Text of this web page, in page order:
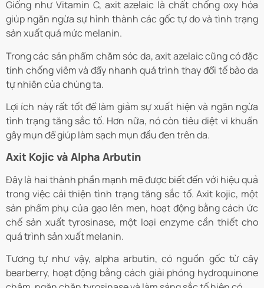
Giống như Vitamin C, axit azelaic là chất chống oxy hóa
giúp ngăn ngừa sự hình thành các gốc tự do và tình trạng
sản xuất quá mức melanin.
Trong các sản phẩm chăm sóc da, axit azelaic cũng có đặc
tính chống viêm và đẩy nhanh quá trình thay đổi tế bào da
tự nhiên của chúng ta.
Lợi ích này rất tốt để làm giảm sự xuất hiện và ngăn ngừa
tình trạng tăng sắc tố. Hơn nữa, nó còn tiêu diệt vi khuẩn
gây mụn để giúp làm sạch mụn đầu đen trên da.
Axit Kojic và Alpha Arbutin
Đây là hai thành phần mạnh mẽ được biết đến với hiệu quả
trong việc cải thiện tình trạng tăng sắc tố. Axit kojic, một
sản phẩm phụ của gạo lên men, hoạt động bằng cách ức
chế sản xuất tyrosinase, một loại enzyme cần thiết cho
quá trình sản xuất melanin.
Tương tự như vậy, alpha arbutin, có nguồn gốc từ cây
bearberry, hoạt động bằng cách giải phóng hydroquinone